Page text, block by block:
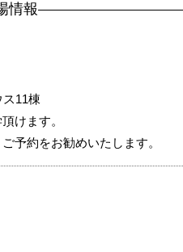
情報
11棟
けます。
予約をお勧めいたします。